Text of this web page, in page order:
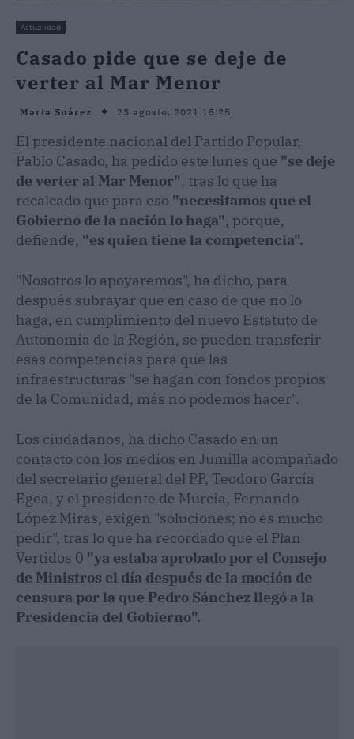
Actualidad
Casado pide que se deje de
verter al Mar Menor
Marta Suárez 23 agosto, 2021 15:25
El presidente nacional del Partido Popular,
Pablo Casado, ha pedido este lunes que "se deje
de verter al Mar Menor", tras lo que ha
recalcado que para eso "necesitamos que el
Gobierno de la nación lo haga", porque,
defiende, "es quien tiene la competencia".
"Nosotros lo apoyaremos", ha dicho, para
después subrayar que en caso de que no lo
haga, en cumplimiento del nuevo Estatuto de
Autonomía de la Región, se pueden transferir
esas competencias para que las
infraestructuras "se hagan con fondos propios
de la Comunidad, más no podemos hacer".
Los ciudadanos, ha dicho Casado en un
contacto con los medios en Jumilla acompañado
del secretario general del PP, Teodoro García
Egea, y el presidente de Murcia, Fernando
López Miras, exigen "soluciones; no es mucho
pedir", tras lo que ha recordado que el Plan
Vertidos 0 "ya estaba aprobado por el Consejo
de Ministros el día después de la moción de
censura por la que Pedro Sánchez llegó a la
Presidencia del Gobierno".